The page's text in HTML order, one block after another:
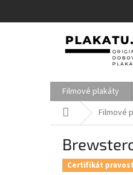
Filmové plakáty
Domů Filmové
Certifikát